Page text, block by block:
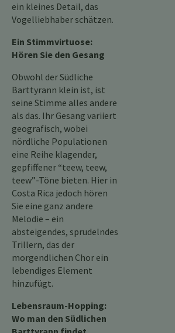
ein kleines Detail, das
Vogelliebhaber schätzen.
Ein Stimmvirtuose:
Hören Sie den Gesang
Obwohl der Südliche
Barttyrann klein ist, ist
seine Stimme alles andere
als das. Ihr Gesang variiert
geografisch, wobei
nördliche Populationen
eine Reihe klagender,
gepfiffener “teew, teew,
teew”-Töne bieten. Hier in
Costa Rica jedoch hören
Sie eine ganz andere
Melodie – ein
absteigendes, sprudelndes
Trillern, das der
morgendlichen Chor ein
lebendiges Element
hinzufügt.
Lebensraum-Hopping:
Wo man den Südlichen